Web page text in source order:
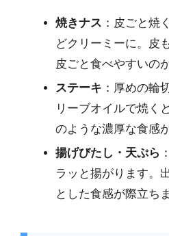
焼きナス ：皮ごと焼
どクリーミーに。皮
皮ごと食べやすいの
ステーキ ：厚めの輪
リーブオイルで焼く
のような濃厚な食感
揚げびたし・天ぷら
ラッと揚がります。
とした食感が際立ち